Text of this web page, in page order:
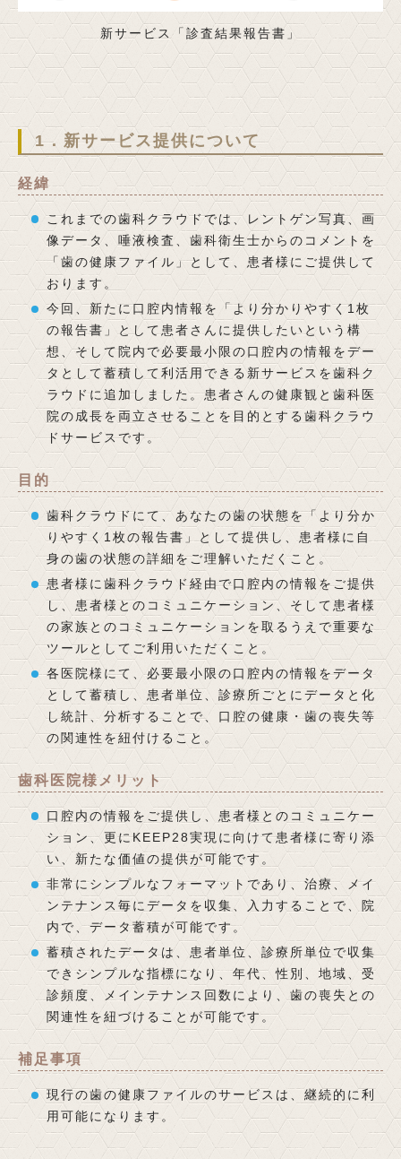
新サービス「診査結果報告書」
1．新サービス提供について
経緯
これまでの歯科クラウドでは、レントゲン写真、画
像データ、唾液検査、歯科衛生士からのコメントを
「歯の健康ファイル」として、患者様にご提供して
おります。
今回、新たに口腔内情報を「より分かりやすく1枚
の報告書」として患者さんに提供したいという構
想、そして院内で必要最小限の口腔内の情報をデー
タとして蓄積して利活用できる新サービスを歯科ク
ラウドに追加しました。患者さんの健康観と歯科医
院の成長を両立させることを目的とする歯科クラウ
ドサービスです。
目的
歯科クラウドにて、あなたの歯の状態を「より分か
りやすく1枚の報告書」として提供し、患者様に自
身の歯の状態の詳細をご理解いただくこと。
患者様に歯科クラウド経由で口腔内の情報をご提供
し、患者様とのコミュニケーション、そして患者様
の家族とのコミュニケーションを取るうえで重要な
ツールとしてご利用いただくこと。
各医院様にて、必要最小限の口腔内の情報をデータ
として蓄積し、患者単位、診療所ごとにデータと化
し統計、分析することで、口腔の健康・歯の喪失等
の関連性を紐付けること。
歯科医院様メリット
口腔内の情報をご提供し、患者様とのコミュニケー
ション、更にKEEP28実現に向けて患者様に寄り添
い、新たな価値の提供が可能です。
非常にシンプルなフォーマットであり、治療、メイ
ンテナンス毎にデータを収集、入力することで、院
内で、データ蓄積が可能です。
蓄積されたデータは、患者単位、診療所単位で収集
できシンプルな指標になり、年代、性別、地域、受
診頻度、メインテナンス回数により、歯の喪失との
関連性を紐づけることが可能です。
補足事項
現行の歯の健康ファイルのサービスは、継続的に利
用可能になります。